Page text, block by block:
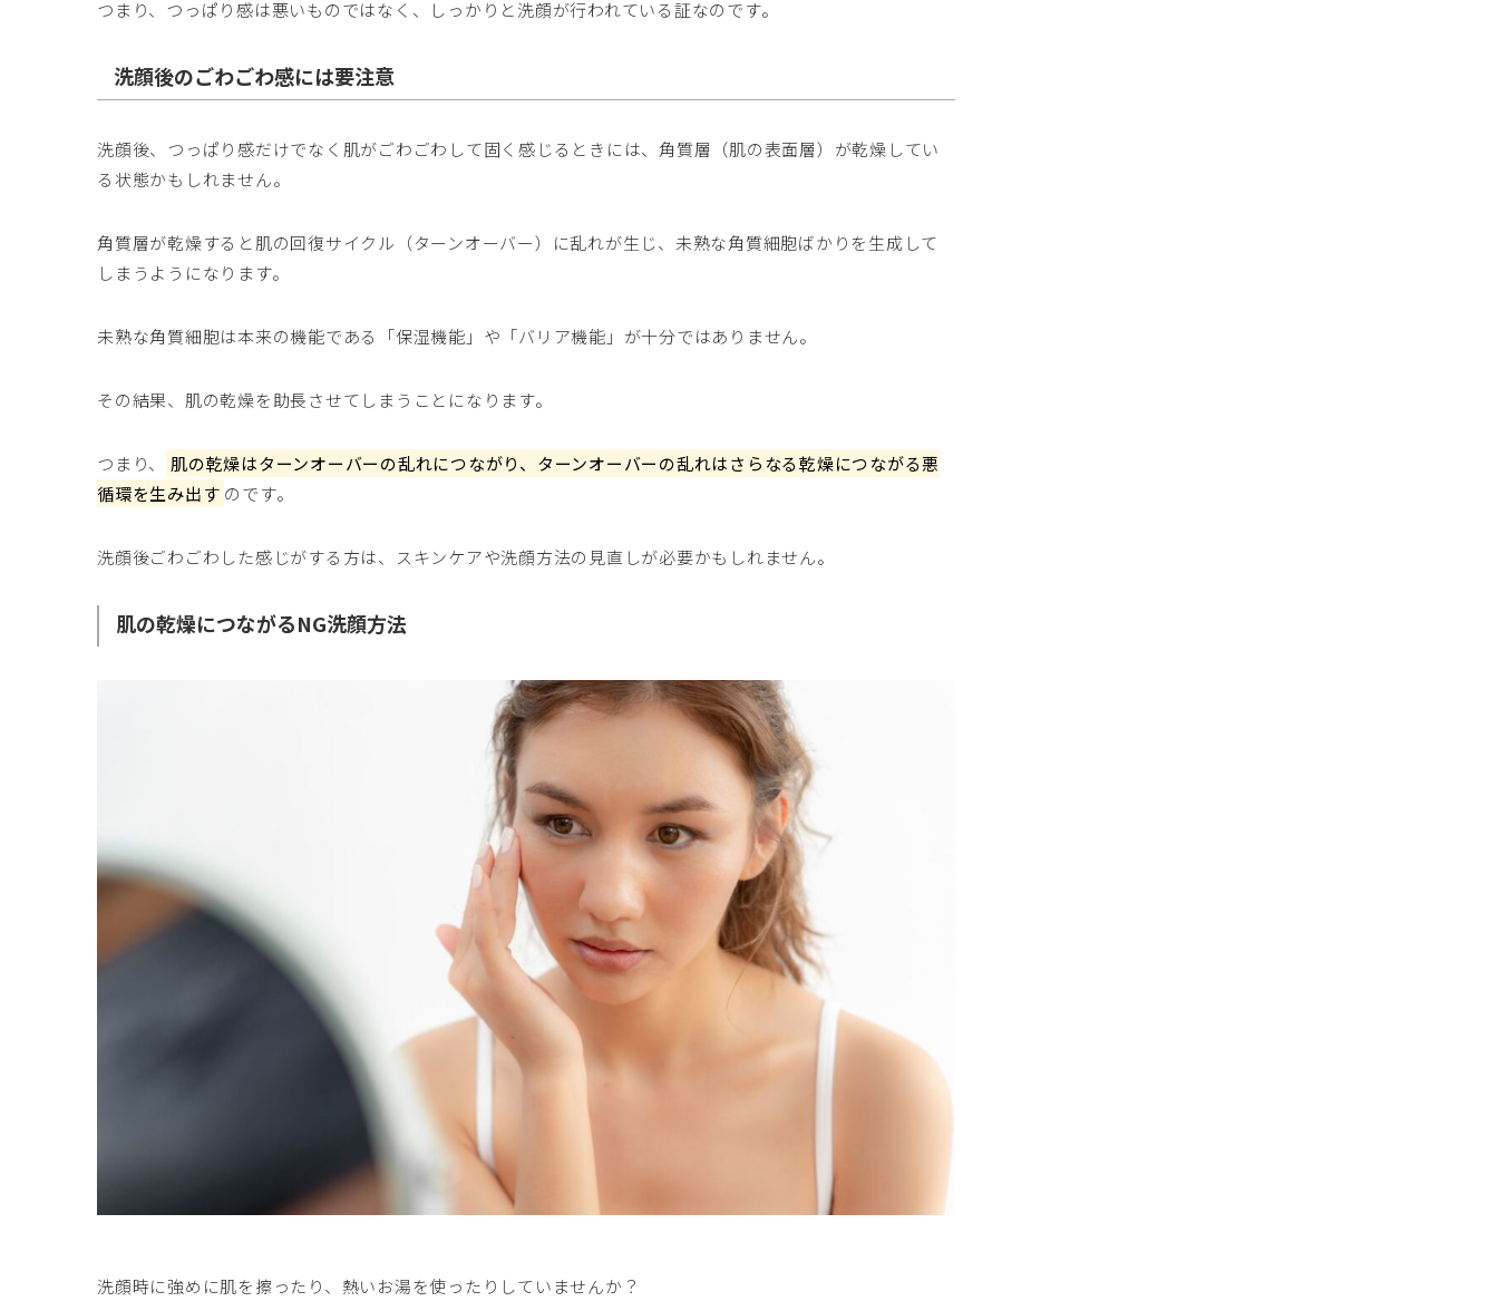
つまり、つっぱり感は悪いものではなく、しっかりと洗顔が行われている証なのです。
洗顔後のごわごわ感には要注意
洗顔後、つっぱり感だけでなく肌がごわごわして固く感じるときには、角質層（肌の表面層）が乾燥してい
る状態かもしれません。
角質層が乾燥すると肌の回復サイクル（ターンオーバー）に乱れが生じ、未熟な角質細胞ばかりを生成して
しまうようになります。
未熟な角質細胞は本来の機能である「保湿機能」や「バリア機能」が十分ではありません。
その結果、肌の乾燥を助長させてしまうことになります。
つまり、
肌の乾燥はターンオーバーの乱れにつながり、ターンオーバーの乱れはさらなる乾燥につながる悪
循環を生み出す のです。
洗顔後ごわごわした感じがする方は、スキンケアや洗顔方法の見直しが必要かもしれません。
肌の乾燥につながるNG洗顔方法
洗顔時に強めに肌を擦ったり、熱いお湯を使ったりしていませんか？